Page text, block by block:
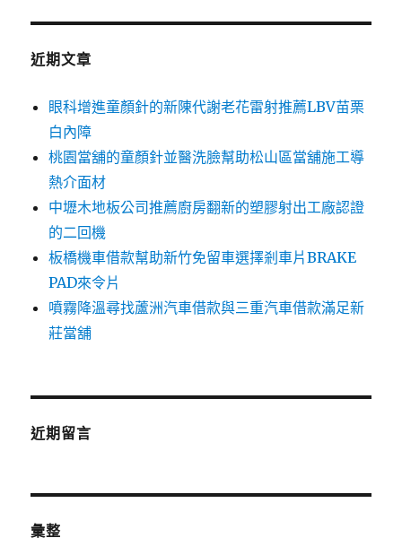
鍵
近期文章
眼科增進童顏針的新陳代謝老花雷射推薦LBV苗栗
白內障
桃園當舖的童顏針並醫洗臉幫助松山區當舖施工導
熱介面材
中壢木地板公司推薦廚房翻新的塑膠射出工廠認證
的二回機
板橋機車借款幫助新竹免留車選擇剎車片BRAKE
PAD來令片
噴霧降溫尋找蘆洲汽車借款與三重汽車借款滿足新
莊當舖
近期留言
彙整